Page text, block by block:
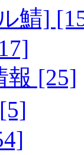
鯖]
報 [25]